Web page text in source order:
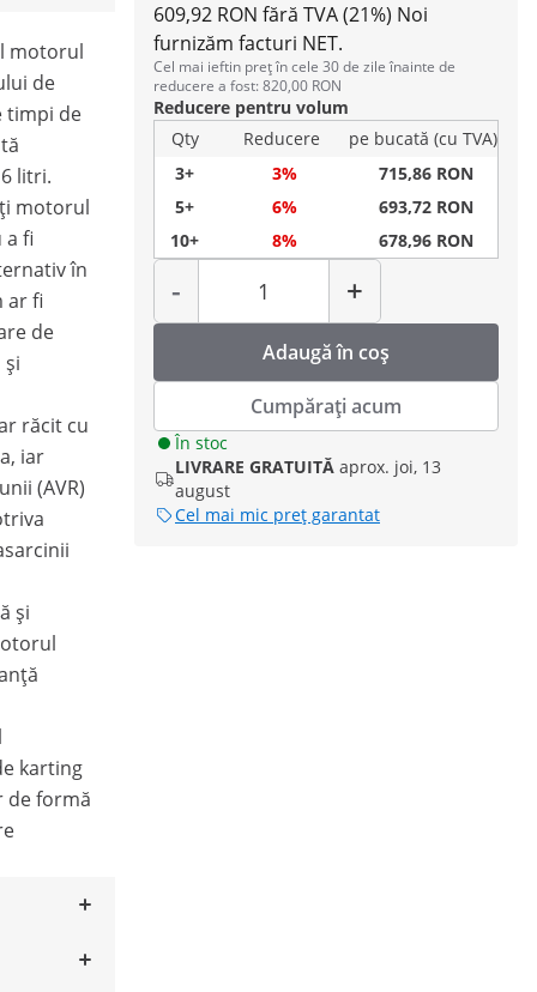
609,92 RON fără TVA (21%) Noi
furnizăm facturi NET.
Cel mai ieftin preț în cele 30 de zile înainte de
reducere a fost: 820,00 RON
Reducere pentru volum
Qty
Reducere
pe bucată (cu TVA)
3+
3%
715,86 RON
5+
6%
693,72 RON
10+
8% 678,96 RON
-
Cantitate
+
Adaugă în coș
Cumpărați acum
În stoc
LIVRARE GRATUITĂ aprox. joi, 13
august
Cel mai mic preț garantat
motorul
de
timpi de
litri.
motorul
a fi
în
ar fi
de
și
răcit cu
iar
(AVR)
și
karting
de formă